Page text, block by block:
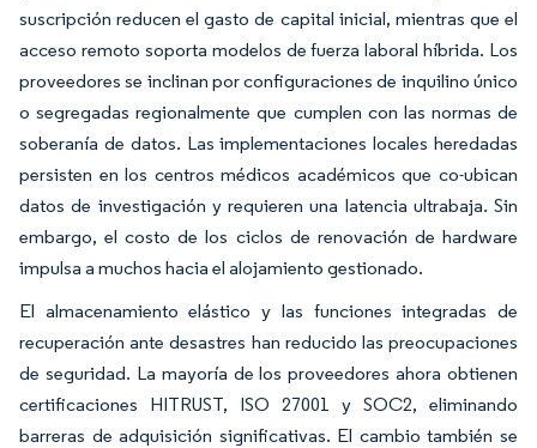
suscripción reducen el gasto de capital inicial, mientras que el
acceso remoto soporta modelos de fuerza laboral híbrida. Los
proveedores se inclinan por configuraciones de inquilino único
o segregadas regionalmente que cumplen con las normas de
soberanía de datos. Las implementaciones locales heredadas
persisten en los centros médicos académicos que co-ubican
datos de investigación y requieren una latencia ultrabaja. Sin
embargo, el costo de los ciclos de renovación de hardware
impulsa a muchos hacia el alojamiento gestionado.
El almacenamiento elástico y las funciones integradas de
recuperación ante desastres han reducido las preocupaciones
de seguridad. La mayoría de los proveedores ahora obtienen
certificaciones HITRUST, ISO 27001 y SOC2, eliminando
barreras de adquisición significativas. El cambio también se